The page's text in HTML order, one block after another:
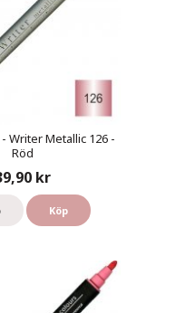
Writer Metallic 126 -
Röd
kr
Köp